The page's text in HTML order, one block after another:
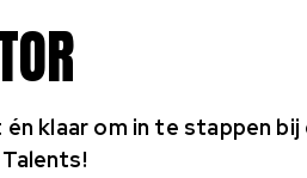
klaar om in te stappen